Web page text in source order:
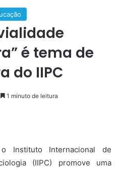
é tema de
do IIPC
1 minuto de leitura
Instituto Internacional de
(IIPC) promove uma